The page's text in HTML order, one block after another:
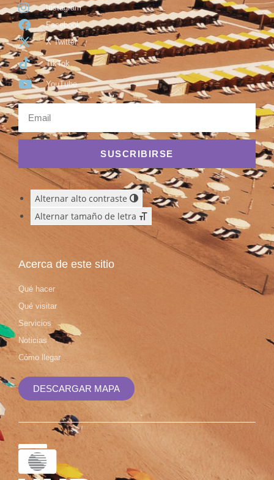
Instagram
Facebook
X Twitter
TikTok
YouTube
SUSCRIBIRSE
Alternar alto contraste
Alternar tamaño de letra
Acerca de este sitio
Qué hacer
Qué visitar
Servicios
Noticias
Cómo llegar
DESCARGAR MAPA